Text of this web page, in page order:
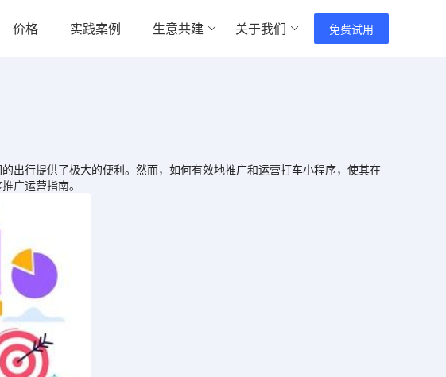
价格 实践案例 生意共建 关于我们 免费试用
行提供了极大的便利。然而，如何有效地推广和运营打车小程序，使其在
广运营指南。